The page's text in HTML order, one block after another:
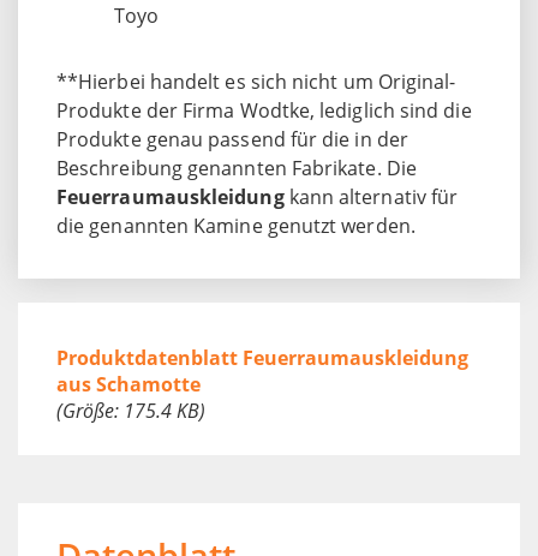
Toyo
**Hierbei handelt es sich nicht um Original-
Produkte der Firma Wodtke, lediglich sind die
Produkte genau passend für die in der
Beschreibung genannten Fabrikate. Die
Feuerraumauskleidungkann alternativ für
die genannten Kamine genutzt werden.
Produktdatenblatt Feuerraumauskleidung
aus Schamotte
(Größe: 175.4 KB)